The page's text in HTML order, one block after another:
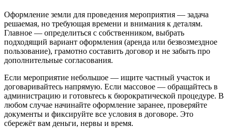
Оформление земли для проведения мероприятия — задача
решаемая, но требующая времени и внимания к деталям.
Главное — определиться с собственником, выбрать
подходящий вариант оформления (аренда или безвозмездное
пользование), грамотно составить договор и не забыть про
дополнительные согласования.
Если мероприятие небольшое — ищите частный участок и
договаривайтесь напрямую. Если массовое — обращайтесь в
администрацию и готовьтесь к бюрократической процедуре. В
любом случае начинайте оформление заранее, проверяйте
документы и фиксируйте все условия в договоре. Это
сбережёт вам деньги, нервы и время.